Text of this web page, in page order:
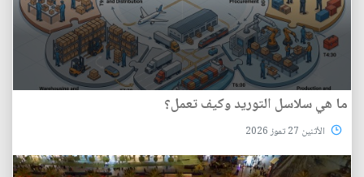
ما هي سلاسل التوريد وكيف تعمل؟
الأثنين 27 تموز 2026